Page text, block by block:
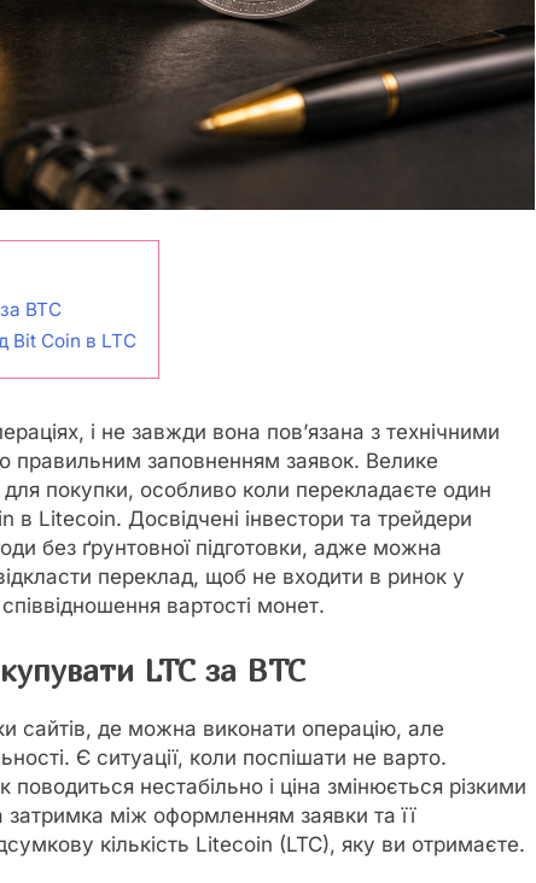
BTC
Bit Coin в LTC
і не завжди вона пов’язана з технічними
правильним заповненням заявок. Велике
покупки, особливо коли перекладаєте один
Litecoin. Досвідчені інвестори та трейдери
без ґрунтовної підготовки, адже можна
переклад, щоб не входити в ринок у
вартості монет.
LTC за BTC
сайтів, де можна виконати операцію, але
Є ситуації, коли поспішати не варто.
нестабільно і ціна змінюється різкими
затримка між оформленням заявки та її
кількість Litecoin (LTC), яку ви отримаєте.